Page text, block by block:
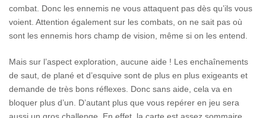
combat. Donc les ennemis ne vous attaquent pas dès qu’ils vous
voient. Attention également sur les combats, on ne sait pas où
sont les ennemis hors champ de vision, même si on les entend.
Mais sur l’aspect exploration, aucune aide ! Les enchaînements
de saut, de plané et d’esquive sont de plus en plus exigeants et
demande de très bons réflexes. Donc sans aide, cela va en
bloquer plus d’un. D’autant plus que vous repérer en jeu sera